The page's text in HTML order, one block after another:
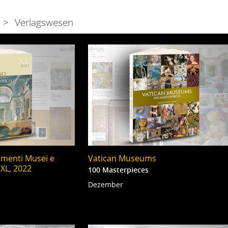
Musei e
2022
Vatican Museums
100 Masterpieces
Dezember
Verlagswesen